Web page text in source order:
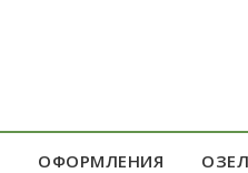
ОФОРМЛЕНИЯ